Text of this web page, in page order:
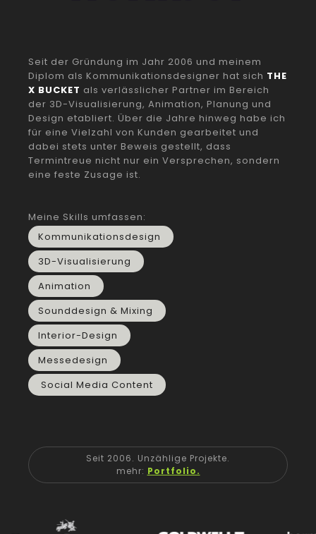
Seit der Gründung im Jahr 2006 und meinem
Diplom als Kommunikationsdesigner hat sich THE
X BUCKET als verlässlicher Partner im Bereich
der 3D-Visualisierung, Animation, Planung und
Design etabliert. Über die Jahre hinweg habe ich
für eine Vielzahl von Kunden gearbeitet und
dabei stets unter Beweis gestellt, dass
Termintreue nicht nur ein Versprechen, sondern
eine feste Zusage ist.
Meine Skills umfassen:
Kommunikationsdesign
3D-Visualisierung
Animation
Sounddesign & Mixing
Interior-Design
Messedesign
Social Media Content
Seit 2006. Unzählige Projekte.
mehr: Portfolio.